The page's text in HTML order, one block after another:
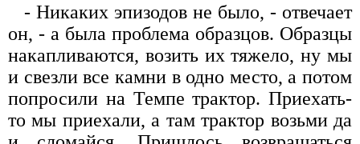
- Никаких эпизодов не было, - отвечает
он, - а была проблема образцов. Образцы
накапливаются, возить их тяжело, ну мы
и свезли все камни в одно место, а потом
попросили на Темпе трактор. Приехать-
то мы приехали, а там трактор возьми да